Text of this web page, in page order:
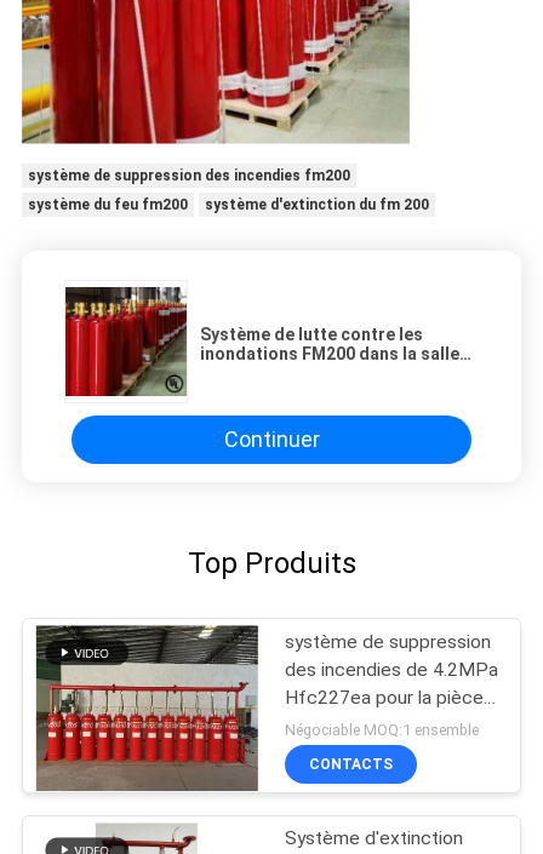
système de suppression des incendies fm200
système du feu fm200
système d'extinction du fm 200
Système de lutte contre les
inondations FM200 dans la salle
Continuer
Top Produits
système de suppression
des incendies de 4.2MPa
Hfc227ea pour la pièce
de télécommunication
Négociable MOQ:1 ensemble
CONTACTS
Système d'extinction